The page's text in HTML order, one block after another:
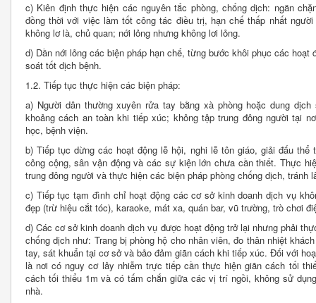
c) Kiên định thực hiện các nguyên tắc phòng, chống dịch: ngăn
đồng thời với việc làm tốt công tác điều trị, hạn chế thấp nhất
không lơ là, chủ quan; nới lỏng nhưng không lơi lỏng.
d) Dần nới lỏng các biện pháp hạn chế, từng bước khôi phục các
soát tốt dịch bệnh.
1.2. Tiếp tục thực hiện các biện pháp:
a) Người dân thường xuyên rửa tay bằng xà phòng hoặc dung
khoảng cách an toàn khi tiếp xúc; không tập trung đông người tại
học, bệnh viện.
b) Tiếp tục dừng các hoạt động lễ hội, nghi lễ tôn giáo, giải đấu
công cộng, sân vận động và các sự kiện lớn chưa cần thiết. Thực
trung đông người và thực hiện các biện pháp phòng chống dịch, tránh
c) Tiếp tục tạm đình chỉ hoạt động các cơ sở kinh doanh dịch vụ
đẹp (trừ hiệu cắt tóc), karaoke, mát xa, quán bar, vũ trường, trò chơi
d) Các cơ sở kinh doanh dịch vụ được hoạt động trở lại nhưng phải
chống dịch như: Trang bị phòng hộ cho nhân viên, đo thân nhiệt
tay, sát khuẩn tại cơ sở và bảo đảm giãn cách khi tiếp xúc. Đối với
là nơi có nguy cơ lây nhiễm trực tiếp cần thực hiện giãn cách tối
cách tối thiểu 1m và có tấm chắn giữa các vị trí ngồi, không sử
nhà.